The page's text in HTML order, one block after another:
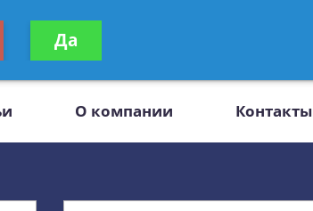
консультацию
бесплатно
О компании Контакты
Да